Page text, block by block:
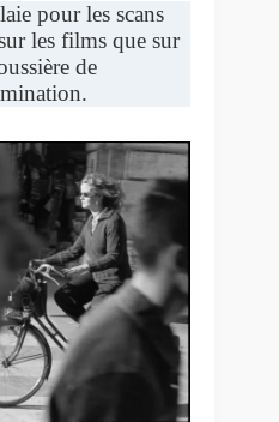
pour les scans
les films que sur
de